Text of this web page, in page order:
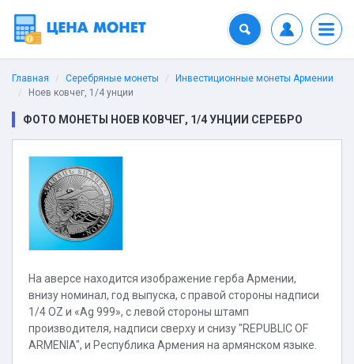
Главная Серебряные монеты
Инвестиционные монеты Армении
Ноев ковчег, 1/4 унции
ФОТО МОНЕТЫ НОЕВ КОВЧЕГ, 1/4 УНЦИИ СЕРЕБРО
На аверсе находится изображение герба Армении,
внизу номинал, год выпуска, с правой стороны надписи
1/4 OZ и «Ag 999», с левой стороны штамп
производителя, надписи сверху и снизу "REPUBLIC OF
ARMENIA", и Республика Армения на армянском языке.